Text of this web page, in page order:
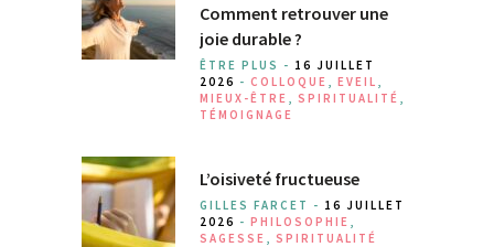
Comment retrouver une
joie durable ?
ÊTRE PLUS - 16 JUILLET
2026 - COLLOQUE EVEIL
MIEUX-ÊTRE
SPIRITUALITÉ
TÉMOIGNAGE
L’oisiveté fructueuse
GILLES FARCET - 16 JUILLET
2026 - PHILOSOPHIE
SAGESSE
SPIRITUALITÉ